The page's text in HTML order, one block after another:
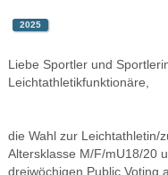
2025
Liebe Sportler und
Leichtathletikfunktionäre,
die Wahl zur Leichtathletin/
Altersklasse M/F/mU18/20
dreiwöchigen Public Voting